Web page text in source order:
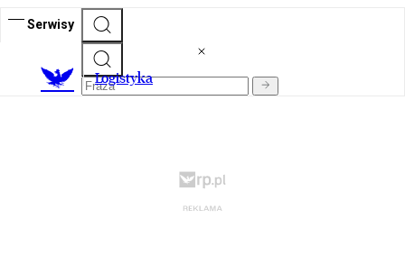
Serwisy
Logistyka